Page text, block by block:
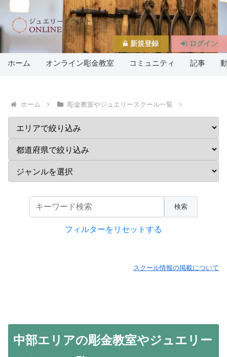
ホーム オンライン彫金教室 コミュニティ 記事
ホーム 彫金教室やジュエリースクール一覧
フィルターをリセットする
スクール情報の掲載について
中部エリアの彫金教室やジュエリー
新規登録 ログイン